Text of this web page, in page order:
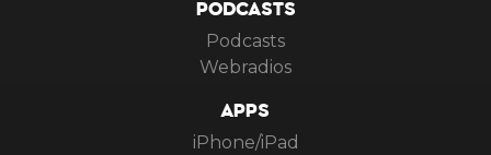
PODCASTS
Podcasts
Webradios
APPS
iPhone/iPad